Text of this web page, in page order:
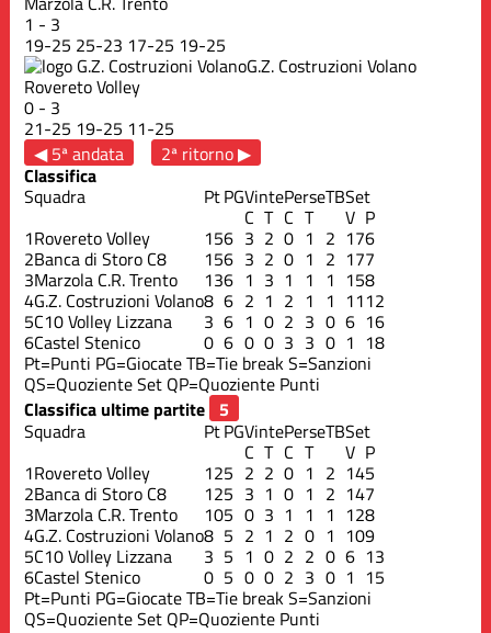
1 - 3
19-25 25-23 17-25 19-25
G.Z. Costruzioni Volano
Rovereto Volley
0 - 3
21-25 19-25 11-25
◀ 5ª andata
2ª ritorno ▶
Classifica
Squadra PtPGVintePerseTBSet
C T C T V P
1Rovereto Volley 156 3 2 0 1 2 176
2Banca di Storo C8 156 3 2 0 1 2 177
3Marzola C.R. Trento 136 1 3 1 1 1 158
4G.Z. Costruzioni Volano8 6 2 1 2 1 1 1112
5C10 Volley Lizzana 3 6 1 0 2 3 0 6 16
6Castel Stenico 0 6 0 0 3 3 0 1 18
Pt=Punti PG=GiocateTB=Tie breakS=Sanzioni
QS=Quoziente Set QP=Quoziente Punti
Classifica ultime partite
Squadra
PtPGVintePerseTBSet
C T C T V P
1Rovereto Volley 125 2 2 0 1 2 145
2Banca di Storo C8 125 3 1 0 1 2 147
3Marzola C.R. Trento 105 0 3 1 1 1 128
4G.Z. Costruzioni Volano8 5 2 1 2 0 1 109
5C10 Volley Lizzana 3 5 1 0 2 2 0 6 13
6Castel Stenico 0 5 0 0 2 3 0 1 15
Pt=Punti PG=GiocateTB=Tie breakS=Sanzioni
QS=Quoziente Set QP=Quoziente Punti